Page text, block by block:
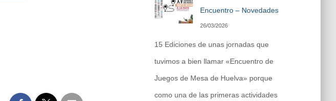
Encuentro – Novedades
26/03/2026
15 Ediciones de unas jornadas que
tuvimos a bien llamar «Encuentro de
Juegos de Mesa de Huelva» porque
como una de las primeras actividades